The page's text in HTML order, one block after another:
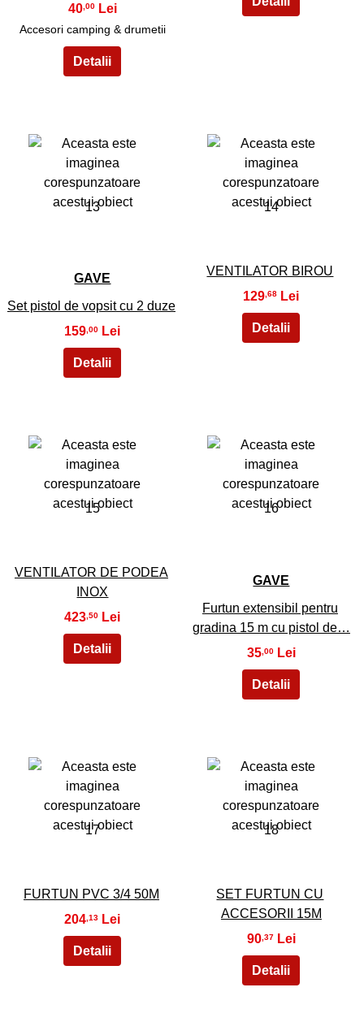
40,00
Accesori camping & drumetii
13
GAVE
Set pistol de vopsit cu 2 duze
159 ,00
14
VENTILATOR BIROU
129,68
15
VENTILATOR DE PODEA
INOX
423 ,50
16
GAVE
Furtun extensibil pentru
gradina 15 m cu pistol de…
35,00
17
FURTUN PVC 3/4 50M
204 ,13
18
SET FURTUN CU
ACCESORII 15M
90,37